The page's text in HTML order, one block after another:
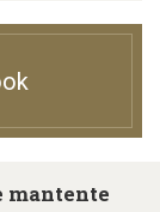
mantente